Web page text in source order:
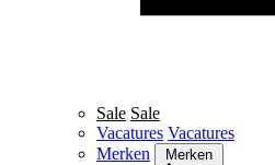
Sale Sale
Vacatures Vacatures
Merken
Merken